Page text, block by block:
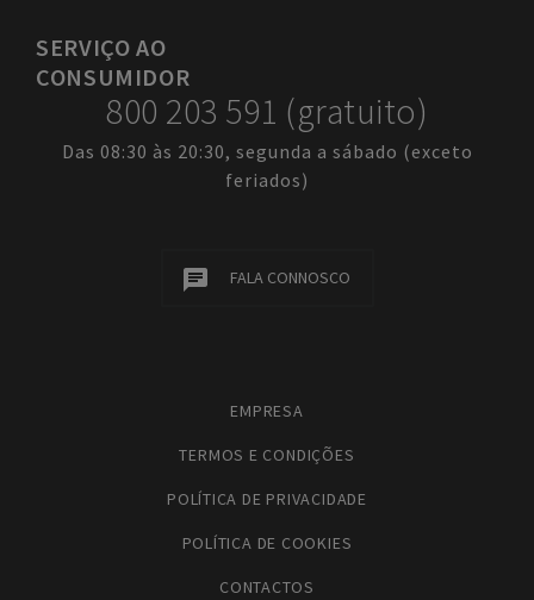
SERVIÇOAO
CONSUMIDOR
800 203 591 (gratuito)
Das 08:30 às 20:30, segunda a sábado (exceto
feriados)
FALA CONNOSCO
EMPRESA
TERMOS E CONDIÇÕES
POLÍTICA DE PRIVACIDADE
POLÍTICA DE COOKIES
CONTACTOS